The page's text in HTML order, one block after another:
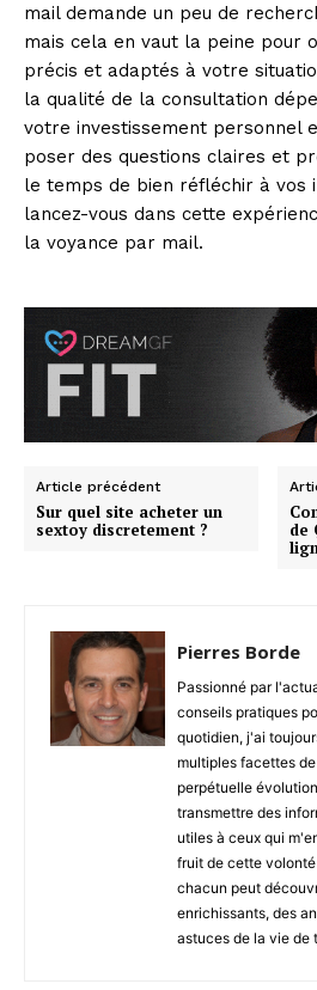
mail demande un peu de
mais cela en vaut la peine pour
précis et adaptés à votre
la qualité de la consultation
votre investissement personnel
poser des questions claires et
le temps de bien réfléchir à vos
lancez-vous dans cette
la voyance par mail.
Article précédent
Sur quel site acheter un
sextoy discretement ?
de
Pierres Borde
Passionné par
conseils pratiques
quotidien, j'ai
multiples facettes
perpétuelle
transmettre des
utiles à ceux qui
fruit de cette
chacun peut
enrichissants, des
astuces de la vie de